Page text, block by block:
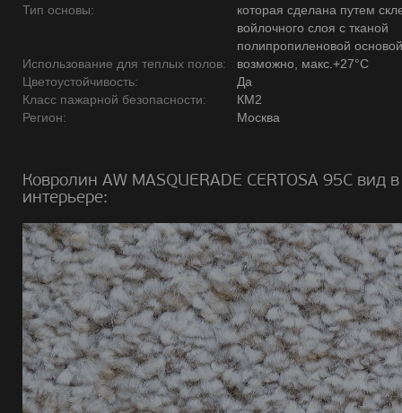
Тип основы:
которая сделана путем
войлочного слоя с тканой
полипропиленовой
Использование для теплых полов:
возможно, макс.+27°С
Цветоустойчивость:
Да
Класс пажарной безопасности:
КМ2
Регион:
Москва
Ковролин AW MASQUERADE CERTOSA 95C вид в
интерьере: